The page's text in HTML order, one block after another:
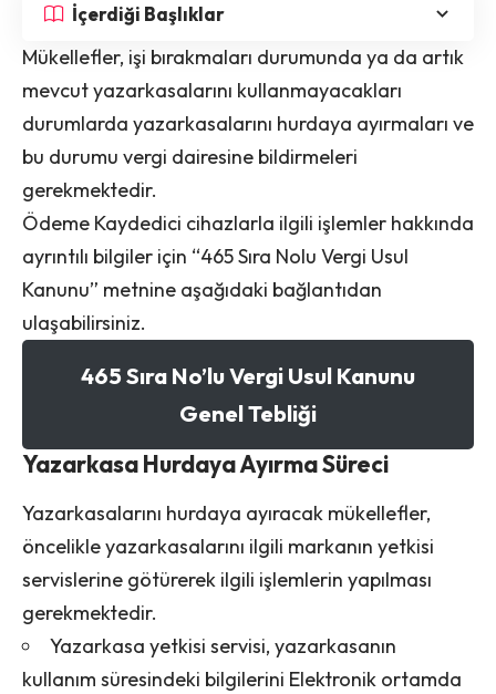
İçerdiği Başlıklar
Mükellefler, işi bırakmaları durumunda ya da artık
mevcut yazarkasalarını kullanmayacakları
durumlarda yazarkasalarını hurdaya ayırmaları ve
bu durumu vergi dairesine bildirmeleri
gerekmektedir.
Ödeme Kaydedici cihazlarla ilgili işlemler hakkında
ayrıntılı bilgiler için “465 Sıra Nolu Vergi Usul
Kanunu” metnine aşağıdaki bağlantıdan
ulaşabilirsiniz.
465 Sıra No’lu Vergi Usul Kanunu
Genel Tebliği
Yazarkasa Hurdaya Ayırma Süreci
Yazarkasalarını hurdaya ayıracak mükellefler,
öncelikle yazarkasalarını ilgili markanın yetkisi
servislerine götürerek ilgili işlemlerin yapılması
gerekmektedir.
Yazarkasa yetkisi servisi, yazarkasanın
kullanım süresindeki bilgilerini Elektronik ortamda